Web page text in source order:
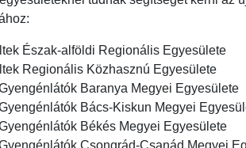
Észak-alföldi Regionális Egyesülete
Regionális Közhasznú Egyesülete
Baranya Megyei Egyesülete
Bács-Kiskun Megyei
Békés Megyei Egyesülete